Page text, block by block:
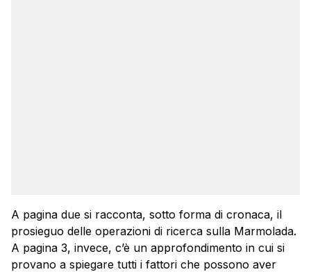
A pagina due si racconta, sotto forma di cronaca, il
prosieguo delle operazioni di ricerca sulla Marmolada.
A pagina 3, invece, c’è un approfondimento in cui si
provano a spiegare tutti i fattori che possono aver